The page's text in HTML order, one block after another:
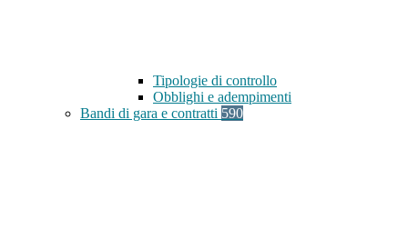
Tipologie di controllo
Obblighi e adempimenti
Bandi di gara e contratti 590